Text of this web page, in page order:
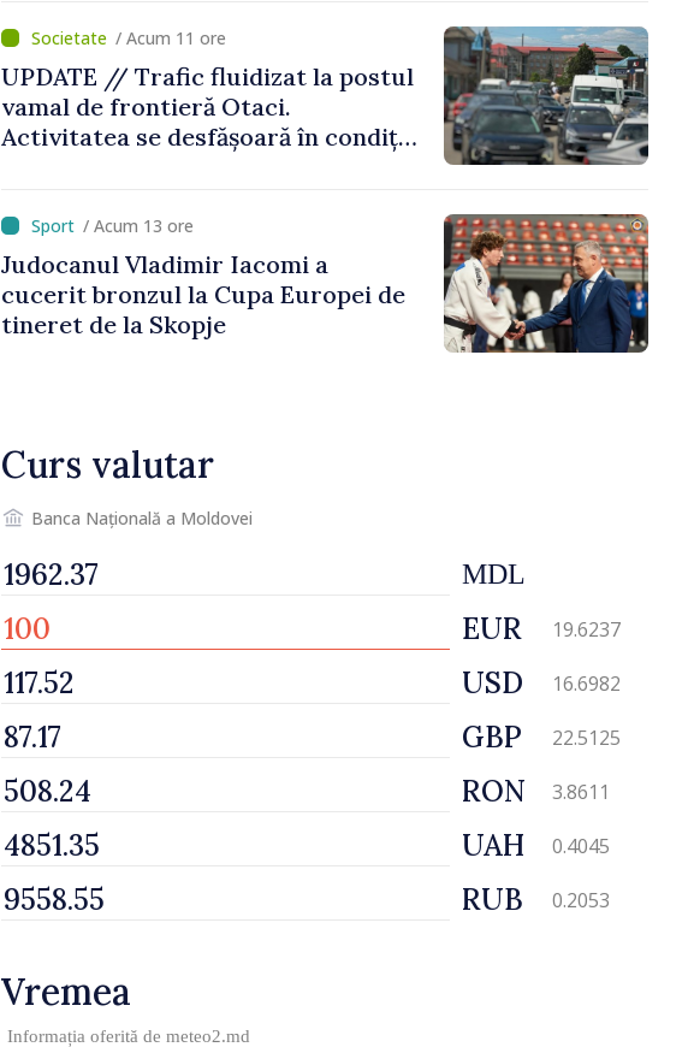
/ Acum 11 ore
UPDATE // Trafic fluidizat la postul
vamal de frontieră Otaci.
Activitatea se desfășoară în condiții
/ Acum 13 ore
Judocanul Vladimir Iacomi a
cucerit bronzul la Cupa Europei de
tineret de la Skopje
Curs valutar
Banca Națională a Moldovei
MDL
EUR 19.6237
USD 16.6982
GBP 22.5125
RON 3.8611
UAH 0.4045
RUB 0.2053
Vremea
Informația oferită de meteo2.md